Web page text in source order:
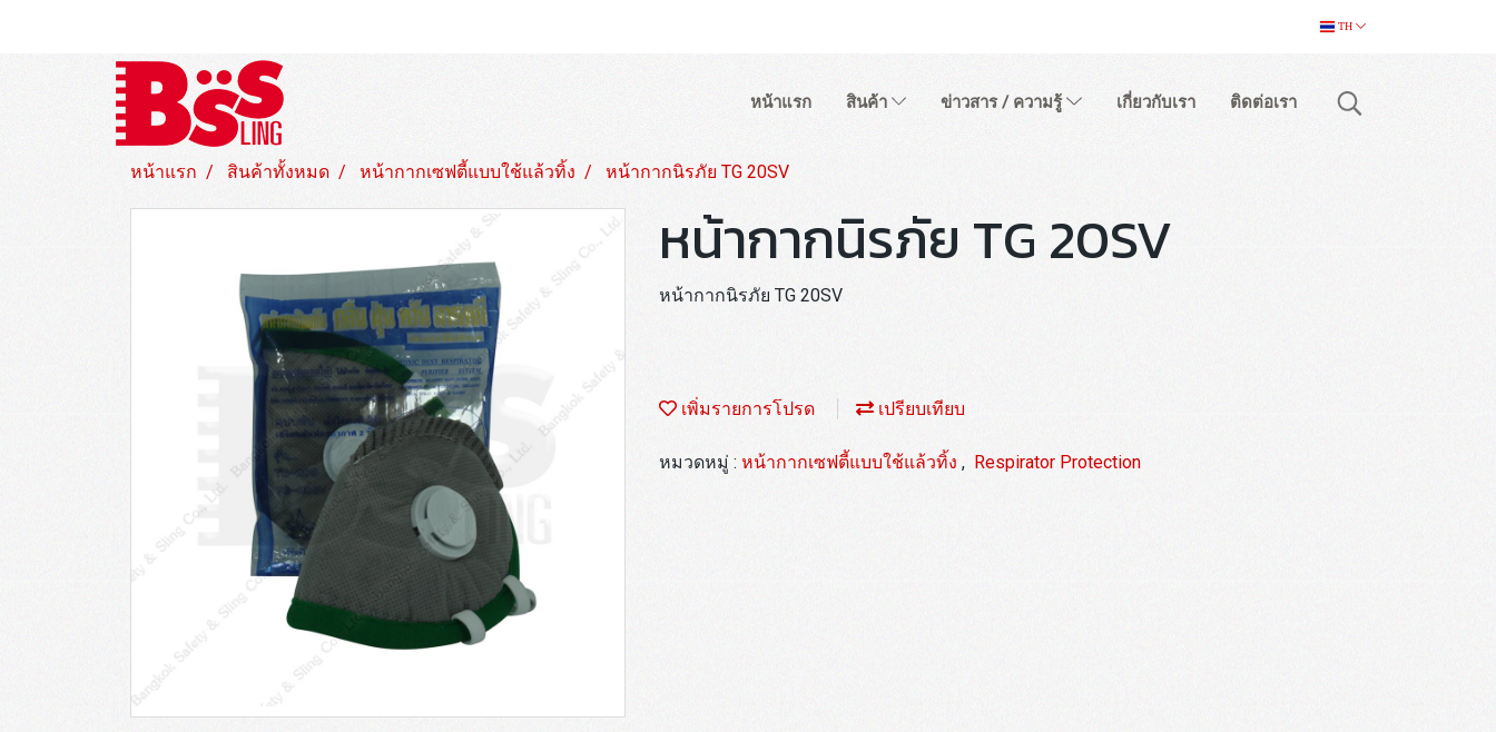
TH
หน้าแรก สินค้า ข่าวสาร / ความรู้ เกี่ยวกับเรา ติดต่อเรา
หน้าแรก สินค้าทั้งหมด หน้ากากเซฟตี้แบบใช้แล้วทิ้ง หน้ากากนิรภัย TG 20SV
หน้ากากนิรภัย TG 20SV
หน้ากากนิรภัย TG 20SV
เพิ่มรายการโปรด เปรียบเทียบ
หมวดหมู่ : หน้ากากเซฟตี้แบบใช้แล้วทิ้ง , Respirator Protection